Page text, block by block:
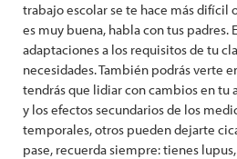
trabajo escolar se te hace más difícil
es muy buena, habla con tus padres.
adaptaciones a los requisitos de tu
necesidades. También podrás verte
tendrás que lidiar con cambios en tu
y los efectos secundarios de los
temporales, otros pueden dejarte
pase, recuerda siempre: tienes